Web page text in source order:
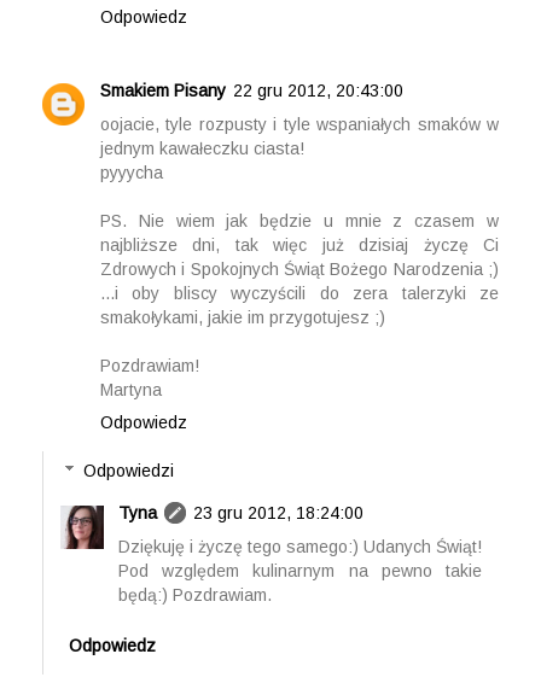
Odpowiedz
Smakiem Pisany 22 gru 2012, 20:43:00
oojacie, tyle rozpusty i tyle wspaniałych smaków w
jednym kawałeczku ciasta!
pyyycha
PS. Nie wiem jak będzie u mnie z czasem w
najbliższe dni, tak więc już dzisiaj życzę Ci
Zdrowych i Spokojnych Świąt Bożego Narodzenia ;)
...i oby bliscy wyczyścili do zera talerzyki ze
smakołykami, jakie im przygotujesz ;)
Pozdrawiam!
Martyna
Odpowiedz
Odpowiedzi
Tyna
23 gru 2012, 18:24:00
Dziękuję i życzę tego samego:) Udanych Świąt!
Pod względem kulinarnym na pewno takie
będą:) Pozdrawiam.
Odpowiedz